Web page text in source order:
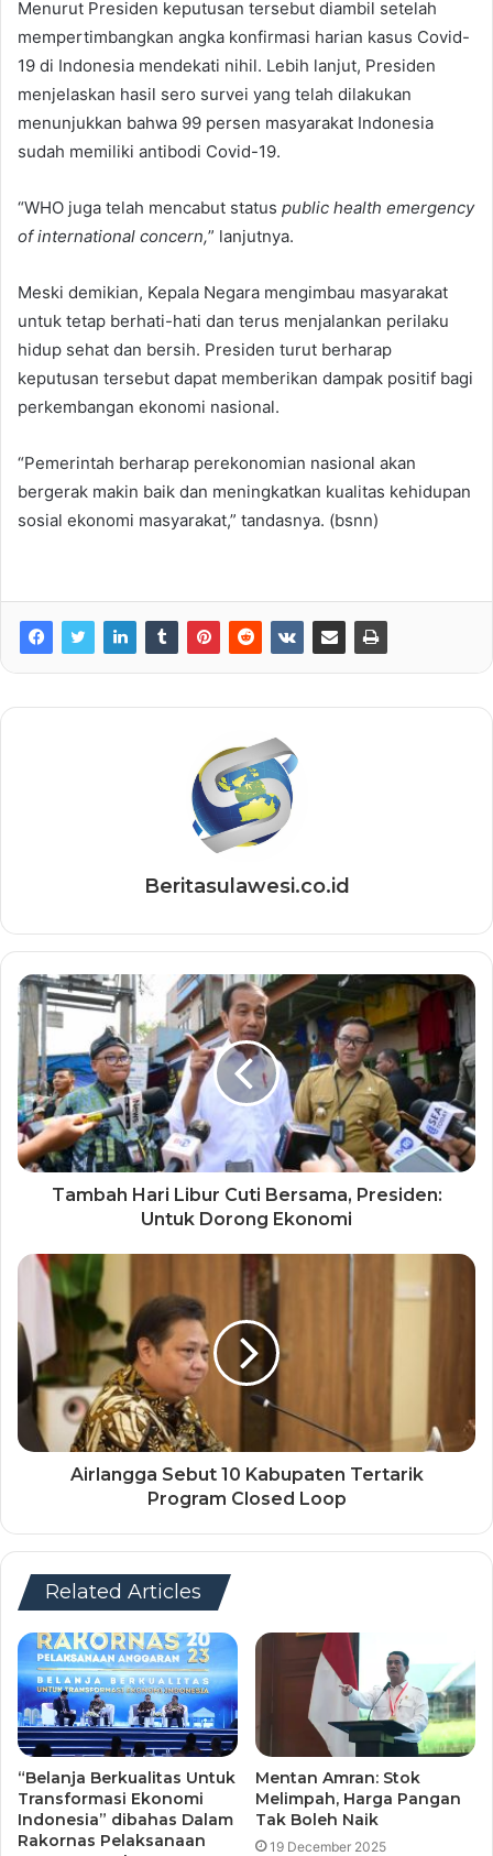
Menurut Presiden keputusan tersebut diambil setelah
mempertimbangkan angka konfirmasi harian kasus Covid-
19 di Indonesia mendekati nihil. Lebih lanjut, Presiden
menjelaskan hasil sero survei yang telah dilakukan
menunjukkan bahwa 99 persen masyarakat Indonesia
sudah memiliki antibodi Covid-19.
“WHO juga telah mencabut status public health emergency
of international concern,” lanjutnya.
Meski demikian, Kepala Negara mengimbau masyarakat
untuk tetap berhati-hati dan terus menjalankan perilaku
hidup sehat dan bersih. Presiden turut berharap
keputusan tersebut dapat memberikan dampak positif bagi
perkembangan ekonomi nasional.
“Pemerintah berharap perekonomian nasional akan
bergerak makin baik dan meningkatkan kualitas kehidupan
sosial ekonomi masyarakat,” tandasnya. (bsnn)
Beritasulawesi.co.id
Tambah Hari Libur Cuti Bersama, Presiden:
Untuk Dorong Ekonomi
Airlangga Sebut 10 Kabupaten Tertarik
Program Closed Loop
Related Articles
“Belanja Berkualitas Untuk
Transformasi Ekonomi
Indonesia” dibahas Dalam
Rakornas Pelaksanaan
Mentan Amran: Stok
Melimpah, Harga Pangan
Tak Boleh Naik
19 December 2025